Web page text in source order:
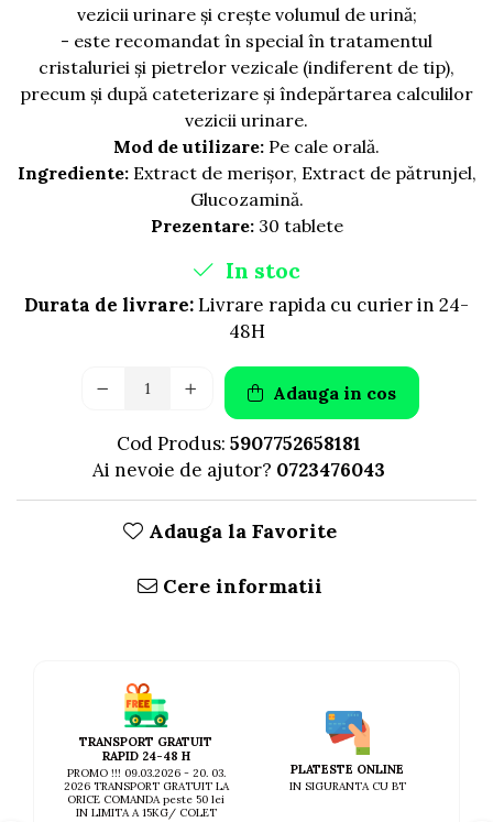
AFECTIUNI OCULARE
AFECTIUNI URINARE
IMUNITATE
LAPTE PRAF
AFECTIUNI URINARE
IMUNITATE
vezicii urinare și crește volumul de urină;
- este recomandat în special în tratamentul
cristaluriei și pietrelor vezicale (indiferent de tip),
precum și după cateterizare și îndepărtarea calculilor
vezicii urinare.
Mod de utilizare: Pe cale orală.
Ingrediente: Extract de merişor, Extract de pătrunjel,
Glucozamină.
Prezentare: 30 tablete
In stoc
Durata de livrare:Livrare rapida cu curier in 24-
48H
Adauga in cos
Cod Produs: 5907752658181
Ai nevoie de ajutor? 0723476043
Adauga la Favorite
Cere informatii
TRANSPORT GRATUIT
RAPID 24-48 H
PROMO !!! 09.03.2026 - 20. 03.
2026 TRANSPORT GRATUIT LA
ORICE COMANDA peste 50 lei
IN LIMITA A 15KG/ COLET
PLATESTE ONLINE
IN SIGURANTA CU BT